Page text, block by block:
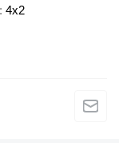
4x2